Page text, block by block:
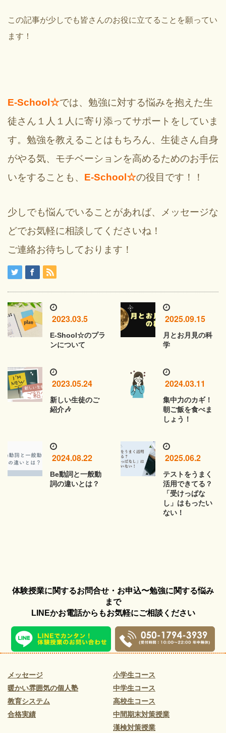
この記事が少しでも皆さんのお役に立てることを願ってい
ます！
E-School☆では、勉強に対する悩みを抱えた生
徒さん１人１人に寄り添ってサポートをしていま
す。勉強を教えることはもちろん、生徒さん自身
がやる気、モチベーションを高めるためのお手伝
いをすることも、 E-School☆の役目です！！
少しでも悩んでいることがあれば、メッセージな
どでお気軽に相談してくださいね！
ご連絡お待ちしております！
2023.03.5
E-Shool☆のプラ
ンについて
2025.09.15
月とお月見の科
学
2023.05.24
新しい生徒のご
紹介🎶
2024.03.11
集中力のカギ！
朝ご飯を食べま
しょう！
2024.08.22
Be動詞と一般動
詞の違いとは？
2025.06.2
テストをうまく
活用できてる？
「受けっぱな
し」はもったい
ない！
体験授業に関するお問合せ・お申込〜勉強に関する悩み
まで
LINEかお電話からもお気軽にご相談ください
メッセージ
暖かい雰囲気の個人塾
教育システム
合格実績
小学生コース
中学生コース
高校生コース
中間期末対策授業
漢検対策授業